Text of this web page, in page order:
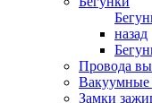
назад
Провода
Вакуумные
Замки